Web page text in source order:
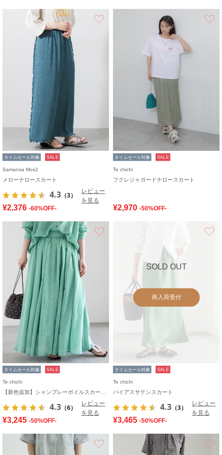
タイムセール対象 SALE
Samansa Mos2
メローナロースカート
4.3 （3）
レビュー
を見る
¥2,376 -60%OFF-
タイムセール対象 SALE
Te chichi
フクレジャガードナロースカート
¥2,970 -50%OFF-
タイムセール対象 SALE
Te chichi
4.3 （6）
レビュー
を見る
¥3,245 -50%OFF-
SOLD OUT
再入荷受付
タイムセール対象 SALE
Te chichi
バイアスサテンスカート
4.3 （3）
レビュー
を見る
¥3,465 -50%OFF-